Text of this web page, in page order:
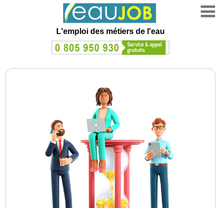
L'emploi des métiers de l'eau